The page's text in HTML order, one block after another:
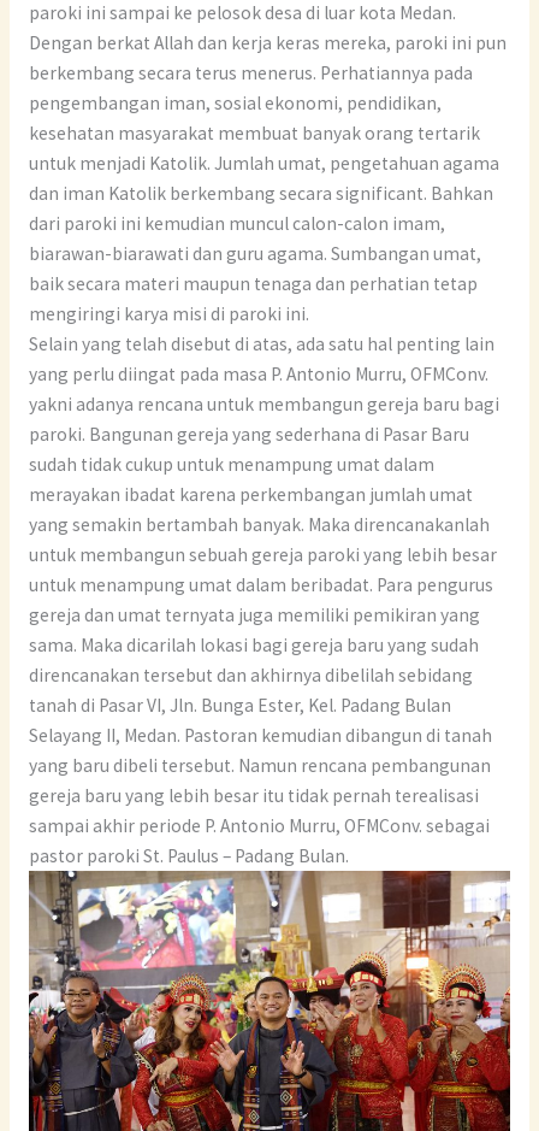
paroki ini sampai ke pelosok desa di luar kota Medan.
Dengan berkat Allah dan kerja keras mereka, paroki ini pun
berkembang secara terus menerus. Perhatiannya pada
pengembangan iman, sosial ekonomi, pendidikan,
kesehatan masyarakat membuat banyak orang tertarik
untuk menjadi Katolik. Jumlah umat, pengetahuan agama
dan iman Katolik berkembang secara significant. Bahkan
dari paroki ini kemudian muncul calon-calon imam,
biarawan-biarawati dan guru agama. Sumbangan umat,
baik secara materi maupun tenaga dan perhatian tetap
mengiringi karya misi di paroki ini.
Selain yang telah disebut di atas, ada satu hal penting lain
yang perlu diingat pada masa P. Antonio Murru, OFMConv.
yakni adanya rencana untuk membangun gereja baru bagi
paroki. Bangunan gereja yang sederhana di Pasar Baru
sudah tidak cukup untuk menampung umat dalam
merayakan ibadat karena perkembangan jumlah umat
yang semakin bertambah banyak. Maka direncanakanlah
untuk membangun sebuah gereja paroki yang lebih besar
untuk menampung umat dalam beribadat. Para pengurus
gereja dan umat ternyata juga memiliki pemikiran yang
sama. Maka dicarilah lokasi bagi gereja baru yang sudah
direncanakan tersebut dan akhirnya dibelilah sebidang
tanah di Pasar VI, Jln. Bunga Ester, Kel. Padang Bulan
Selayang II, Medan. Pastoran kemudian dibangun di tanah
yang baru dibeli tersebut. Namun rencana pembangunan
gereja baru yang lebih besar itu tidak pernah terealisasi
sampai akhir periode P. Antonio Murru, OFMConv. sebagai
pastor paroki St. Paulus – Padang Bulan.